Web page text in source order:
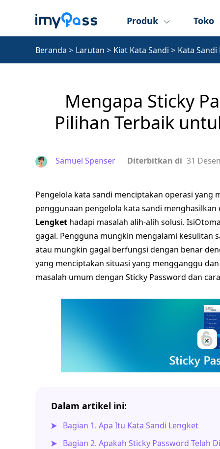
Produk Toko
Beranda > Larutan > Kiat Kata Sandi > Kata
Mengapa Sticky
Pilihan Terbaik
Samuel Spenser Diterbitkan di 31
Pengelola kata sandi menciptakan operasi yang
penggunaan pengelola kata sandi
Lengket hadapi masalah alih-alih solusi.
gagal. Pengguna mungkin mengalami kesulitan
atau mungkin gagal berfungsi dengan benar
yang menciptakan situasi yang mengganggu
masalah umum dengan Sticky Password dan
Dalam artikel ini:
Bagian 1. Apa Itu Kata Sandi Lengket
Bagian 2. Apakah Sticky Password Telah